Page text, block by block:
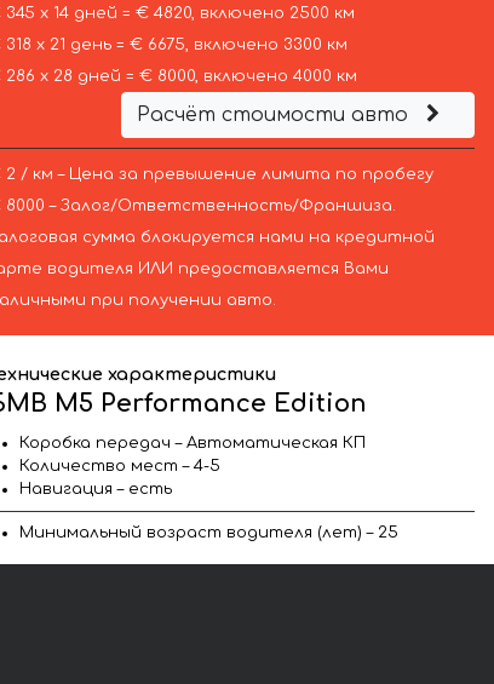
345 х 14 дней = € 4820, включено 2500 км
318 х 21 день = € 6675, включено 3300 км
286 х 28 дней = € 8000, включено 4000 км
Расчёт стоимости авто
2 / км – Цена за превышение лимита по пробегу
8000 – Залог/Ответственность/Франшиза.
сумма блокируется нами на кредитной
водителя ИЛИ предоставляется Вами
при получении авто.
характеристики
M5 Performance Edition
Коробка передач – Автоматическая КП
Количество мест – 4-5
Навигация – есть
Минимальный возраст водителя (лет) – 25